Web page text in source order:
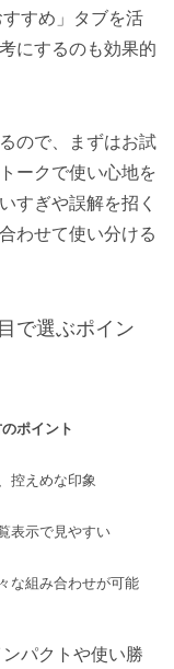
すめ」タブを活
にするのも効果的
ので、まずはお試
ークで使い心地を
すぎや誤解を招く
わせて使い分ける
で選ぶポイン
ポイント
控えめな印象
表示で見やすい
な組み合わせが可能
パクトや使い勝